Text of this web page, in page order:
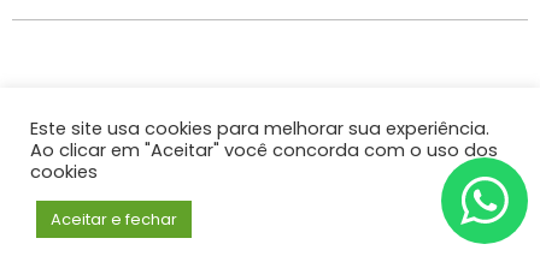
NOSSOS ESPECIALISTAS
Profissionais experientes no Direito do Agronegócio,